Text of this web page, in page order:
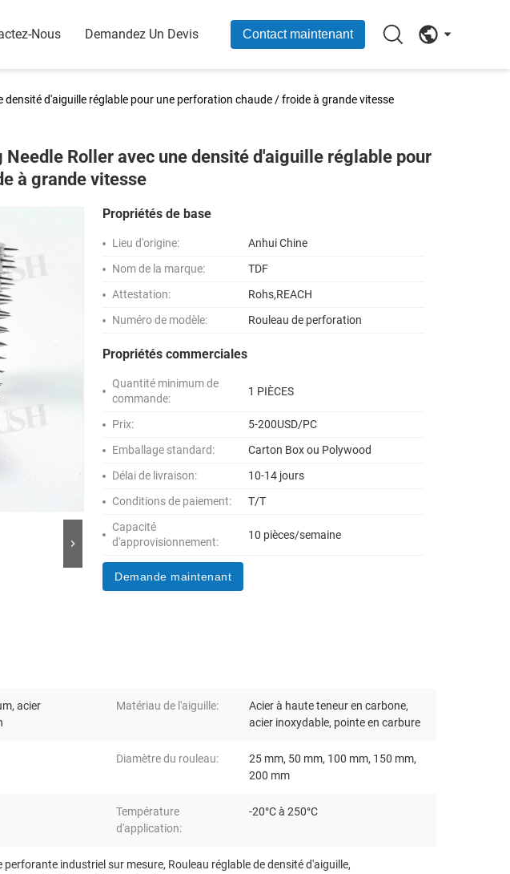
Nous Demandez Un Devis Contact maintenant
d'aiguille réglable pour une perforation chaude / froide à grande vitesse
Roller avec une densité d'aiguille réglable pour
à grande vitesse
Propriétés de base
Lieu d'origine:
Anhui Chine
Nom de la marque:
TDF
Attestation:
Rohs,REACH
Numéro de modèle:
Rouleau de perforation
Propriétés commerciales
Quantité minimum de
commande:
1 PIÈCES
Prix:
5-200USD/PC
Emballage standard:
Carton Box ou Polywood
Délai de livraison:
10-14 jours
Conditions de paiement:
T/T
Capacité
d'approvisionnement:
10 pièces/semaine
Demande maintenant
acier
Matériau de l'aiguille:
Acier à haute teneur en carbone,
acier inoxydable, pointe en carbure
Diamètre du rouleau:
25 mm, 50 mm, 100 mm, 150 mm,
200 mm
Température
d'application:
-20°C à 250°C
perforante industriel sur mesure, Rouleau réglable de densité d'aiguille,